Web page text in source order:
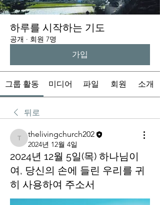
하루를 시작하는 기도
공개 · 회원 7명
가입
그룹 활동 미디어 파일 회원 소개
뒤로
thelivingchurch202
thelivingchurch202
2024년 12월 4일
2024년 12월 5일(목) 하나님이
여, 당신의 손에 들린 우리를 귀
히 사용하여 주소서